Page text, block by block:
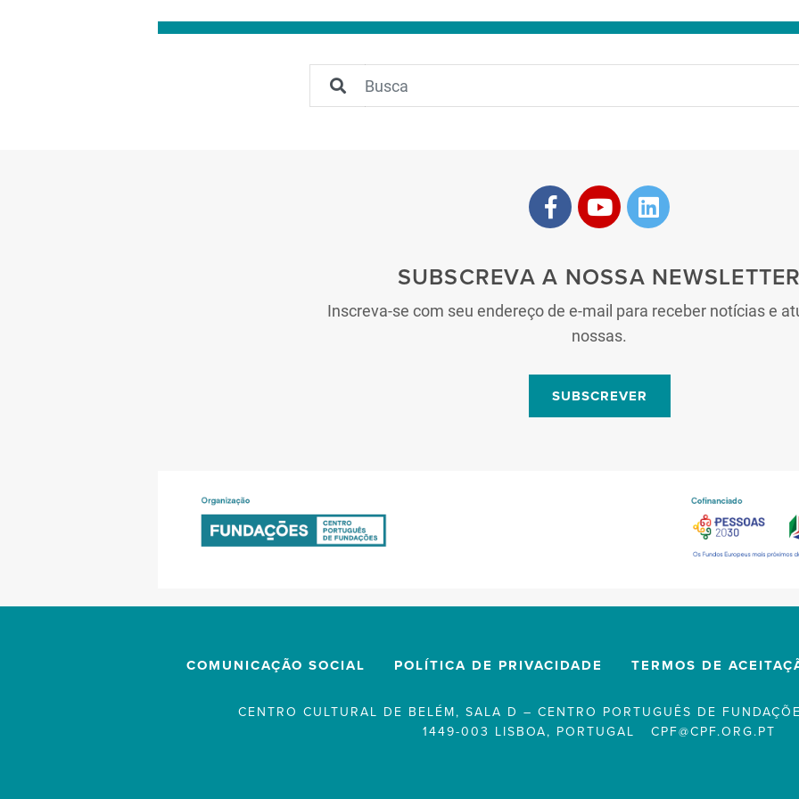
SUBSCREVA A NOSSA NEWSLETTER
Inscreva-se com seu endereço de e-mail para receber notícias e
nossas.
SUBSCREVER
COMUNICAÇÃO SOCIAL POLÍTICA DE PRIVACIDADE TERMOS DE
CENTRO CULTURAL DE BELÉM, SALA D – CENTRO PORTUGUÊS DE
1449-003 LISBOA, PORTUGAL
CPF@CPF.ORG.PT